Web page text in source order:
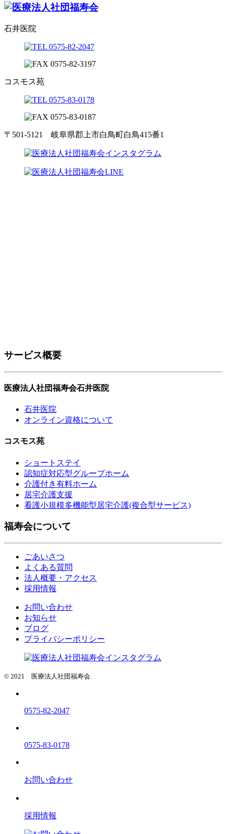
石井医院
コスモス苑
〒501-5121 岐阜県郡上市白鳥町白鳥415番1
サービス概要
医療法人社団福寿会石井医院
石井医院
オンライン資格について
コスモス苑
ショートステイ
認知症対応型グループホーム
介護付き有料ホーム
居宅介護支援
看護小規模多機能型居宅介護(複合型サービス)
福寿会について
ごあいさつ
よくある質問
法人概要・アクセス
採用情報
お問い合わせ
お知らせ
ブログ
プライバシーポリシー
© 2021 医療法人社団福寿会.
0575-82-2047
0575-83-0178
お問い合わせ
採用情報